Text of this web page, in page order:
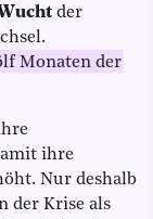
der
Monaten der
ihre
Nur deshalb
der Krise als